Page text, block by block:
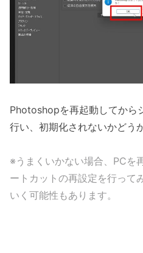
Photoshopを再起動してから
行い、初期化されないかどう
※うまくいかない場合、PCを
ートカットの再設定を行って
いく可能性もあります。